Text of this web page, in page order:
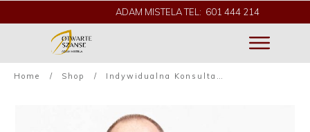
ADAM MISTELA TEL: 601 444 214
Home / Shop / Indywidualna Konsultacja